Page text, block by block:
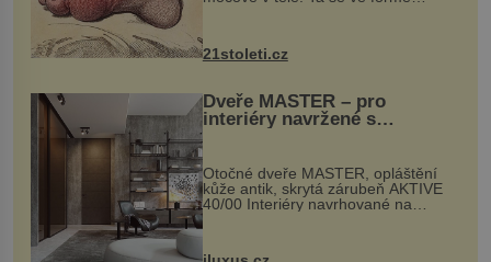
nohou, a způsobuje bole...
21stoleti.cz
Dveře MASTER – pro
interiéry navržené s
rozumem i vášní!
Otočné dveře MASTER, opláštění
kůže antik, skrytá zárubeň AKTIVE
40/00 Interiéry navrhované na
zakázku často vyžadují atypické
rozměry nejen nábytku, ale i